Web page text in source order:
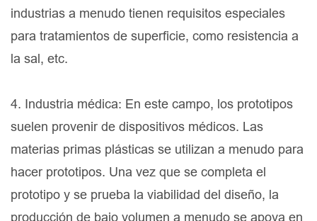
industrias a menudo tienen requisitos especiales
para tratamientos de superficie, como resistencia a
la sal, etc.
4. Industria médica: En este campo, los prototipos
suelen provenir de dispositivos médicos. Las
materias primas plásticas se utilizan a menudo para
hacer prototipos. Una vez que se completa el
prototipo y se prueba la viabilidad del diseño, la
producción de bajo volumen a menudo se apoya en